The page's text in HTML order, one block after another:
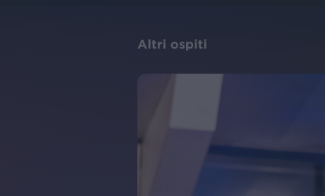
Altri ospiti